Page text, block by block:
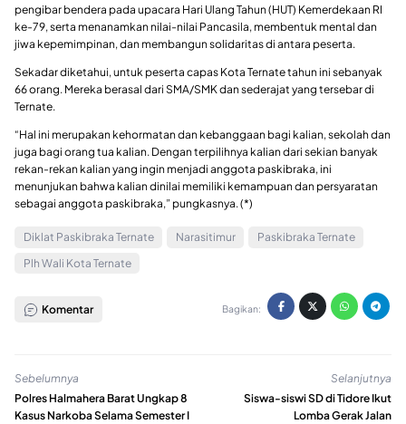
pengibar bendera pada upacara Hari Ulang Tahun (HUT) Kemerdekaan RI
ke-79, serta menanamkan nilai-nilai Pancasila, membentuk mental dan
jiwa kepemimpinan, dan membangun solidaritas di antara peserta.
Sekadar diketahui, untuk peserta capas Kota Ternate tahun ini sebanyak
66 orang. Mereka berasal dari SMA/SMK dan sederajat yang tersebar di
Ternate.
“Hal ini merupakan kehormatan dan kebanggaan bagi kalian, sekolah dan
juga bagi orang tua kalian. Dengan terpilihnya kalian dari sekian banyak
rekan-rekan kalian yang ingin menjadi anggota paskibraka, ini
menunjukan bahwa kalian dinilai memiliki kemampuan dan persyaratan
sebagai anggota paskibraka,” pungkasnya. (*)
Diklat Paskibraka Ternate Narasitimur
Paskibraka Ternate
Plh Wali Kota Ternate
Komentar Bagikan:
Sebelumnya
Polres Halmahera Barat Ungkap 8
Kasus Narkoba Selama Semester I
Selanjutnya
Siswa-siswi SD di Tidore Ikut
Lomba Gerak Jalan